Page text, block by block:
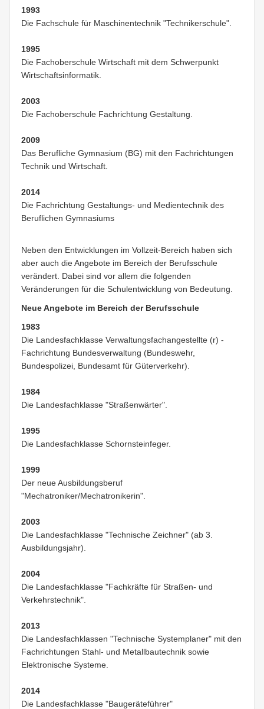
1993
Die Fachschule für Maschinentechnik "Technikerschule".
1995
Die Fachoberschule Wirtschaft mit dem Schwerpunkt
Wirtschaftsinformatik.
2003
Die Fachoberschule Fachrichtung Gestaltung.
2009
Das Berufliche Gymnasium (BG) mit den Fachrichtungen
Technik und Wirtschaft.
2014
Die Fachrichtung Gestaltungs- und Medientechnik des
Beruflichen Gymnasiums
Neben den Entwicklungen im Vollzeit-Bereich haben sich
aber auch die Angebote im Bereich der Berufsschule
verändert. Dabei sind vor allem die folgenden
Veränderungen für die Schulentwicklung von Bedeutung.
Neue Angebote im Bereich der Berufsschule
1983
Die Landesfachklasse Verwaltungsfachangestellte (r) -
Fachrichtung Bundesverwaltung (Bundeswehr,
Bundespolizei, Bundesamt für Güterverkehr).
1984
Die Landesfachklasse "Straßenwärter".
1995
Die Landesfachklasse Schornsteinfeger.
1999
Der neue Ausbildungsberuf
"Mechatroniker/Mechatronikerin".
2003
Die Landesfachklasse "Technische Zeichner" (ab 3.
Ausbildungsjahr).
2004
Die Landesfachklasse "Fachkräfte für Straßen- und
Verkehrstechnik".
2013
Die Landesfachklassen "Technische Systemplaner" mit den
Fachrichtungen Stahl- und Metallbautechnik sowie
Elektronische Systeme.
2014
Die Landesfachklasse "Baugeräteführer"